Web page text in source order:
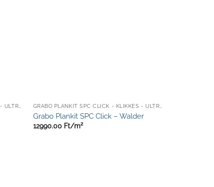
GRABO PLANKIT SPC CLICK - KLIKKES - ULTRA ELLENÁLLÓ GRABO PLANKIT SPC CLICK - KLIKKES - ULTRA ELLENÁLLÓ
Grabo Plankit SPC Click – Walder
12990.00 Ft/m²